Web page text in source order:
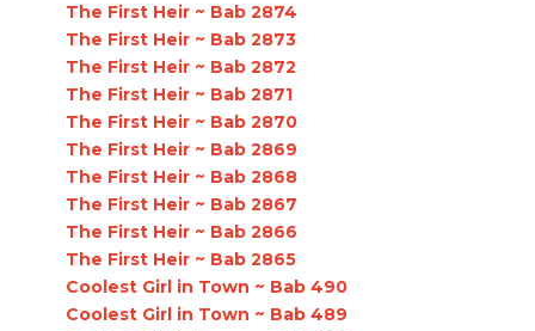
The First Heir ~ Bab 2874
The First Heir ~ Bab 2873
The First Heir ~ Bab 2872
The First Heir ~ Bab 2871
The First Heir ~ Bab 2870
The First Heir ~ Bab 2869
The First Heir ~ Bab 2868
The First Heir ~ Bab 2867
The First Heir ~ Bab 2866
The First Heir ~ Bab 2865
Coolest Girl in Town ~ Bab 490
Coolest Girl in Town ~ Bab 489